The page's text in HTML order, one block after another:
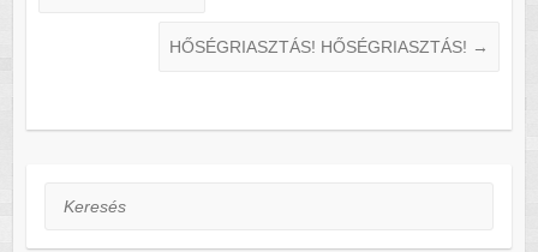
HŐSÉGRIASZTÁS! HŐSÉGRIASZTÁS! →
Keresés